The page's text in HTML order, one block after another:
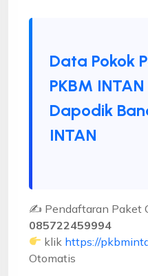
Data Pokok
PKBM INTAN
Dapodik
INTAN
✍ Pendaftaran Paket
085722459994
klik https://
Otomatis